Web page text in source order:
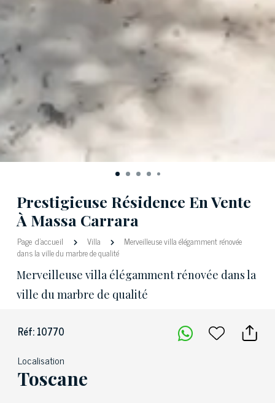
Prestigieuse Résidence En Vente
À Massa Carrara
Page d'accueil Villa
Merveilleuse villa élégamment rénovée
dans la ville du marbre de qualité
Merveilleuse villa élégamment rénovée dans la
ville du marbre de qualité
Réf: 10770
Localisation
Toscane